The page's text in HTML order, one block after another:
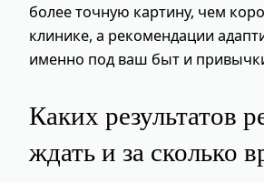
более точную картину, чем
клинике, а рекомендации
именно под ваш быт и
Каких результатов
ждать и за сколько